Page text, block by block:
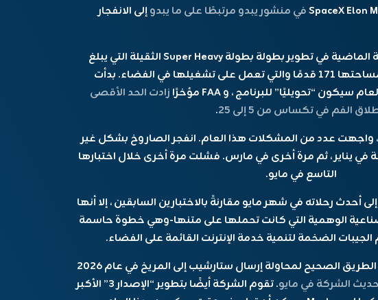
في منشور يبدو مرتبطًا على ما يبدوإلى الانفجار
أمضى SpaceX السنوات القليلة الماضية في تطوير بطولة بطولة Super Heavy الثقيلة التي يبلغ
طولها 171 قدمًا والتي تبلغ مساحتها 171 قدمًا والتي تعمل على تشغيلها في الفضاء. بدأت
زادت الحد الأقصى
الفم في تكساس من 5 إلى 25
.
عدد من المشكلات هذا العام. انفجر الصاروخ بشكل غير
في يناير ، ثم مرة أخرى في مارس. فشلت مرة أخرى خلال اختبارها
التاسع في مايو.
رحلاته في شهر مايو مقارنةً بالاختبارين السابقين ، إلا أنها
الوهمية التي كانت تحملها على متنها-وهي خطوة حاسمة
الضخمة لتنمية خدمة الإنترنت القائمة على الفضاء.
حافظ Musk على أن SpaceX على الطريق الصحيح لمحاولة إرسال ستارشيب إلى المريخ في عام 2026
الشركة في مايو
. تقوم الشركة أيضًا بتطوير “الإصدار 3” الأكبر